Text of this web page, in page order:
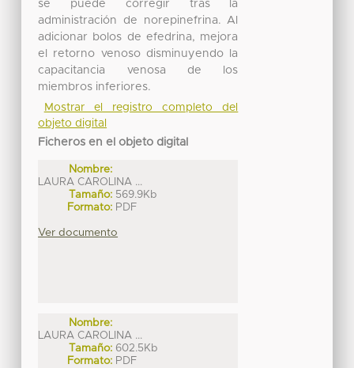
se puede corregir tras la
administración de norepinefrina. Al
adicionar bolos de efedrina, mejora
el retorno venoso disminuyendo la
capacitancia venosa de los
miembros inferiores.
Mostrar el registro completo del
objeto digital
Ficheros en el objeto digital
Nombre:
LAURA CAROLINA ...
Tamaño: 569.9Kb
Formato: PDF
Ver documento
Nombre:
LAURA CAROLINA ...
Tamaño: 602.5Kb
Formato: PDF